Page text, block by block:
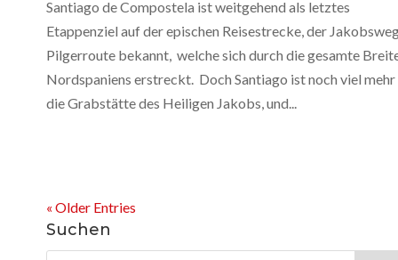
Santiago de Compostela ist weitgehend als letztes
Etappenziel auf der epischen Reisestrecke, der
Pilgerroute bekannt, welche sich durch die gesamte
Nordspaniens erstreckt. Doch Santiago ist noch viel mehr
die Grabstätte des Heiligen Jakobs, und...
« Older Entries
Suchen